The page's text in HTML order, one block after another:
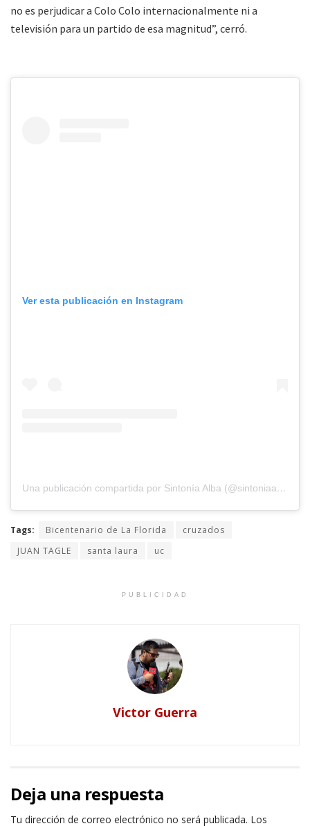
no es perjudicar a Colo Colo internacionalmente ni a
televisión para un partido de esa magnitud”, cerró.
Ver esta publicación en Instagram
Una publicación compartida por Sintonía Alba (@sintoniaalbaradio)
Tags: Bicentenario de La Florida
cruzados
JUAN TAGLE
santa laura uc
PUBLICIDAD
Victor Guerra
Deja una respuesta
Tu dirección de correo electrónico no será publicada. Los